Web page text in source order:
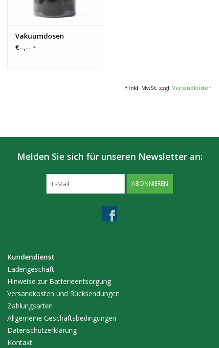
Vakuumdosen
€--,-- *
* Inkl. MwSt. zzgl. Versandkosten
Melden Sie sich für unseren Newsletter an:
ABONNIEREN
Kundendienst
Ladengeschäft
Hinweise zur Batterieentsorgung
Versandkosten und Rücksendungen
Zahlungsarten
Allgemeine Geschäftsbedingungen
Datenschutzerklärung
Kontakt